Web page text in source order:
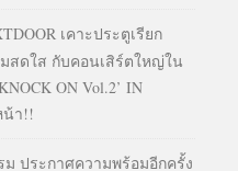
เคาะประตูเรียก
สดใส กับคอนเสิร์ตใหญ่ใน
ON Vol.2’ IN
น้า!!
ประกาศความพร้อมอีกครั้ง